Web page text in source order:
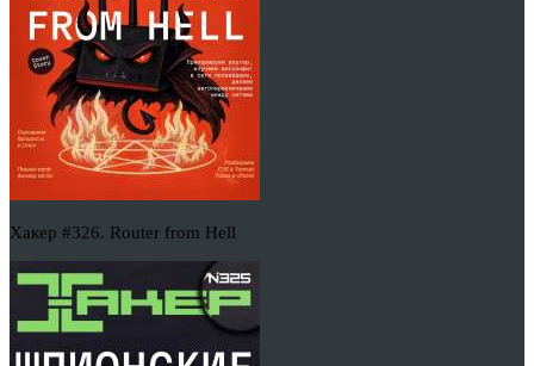
Хакер #326. Router from Hell